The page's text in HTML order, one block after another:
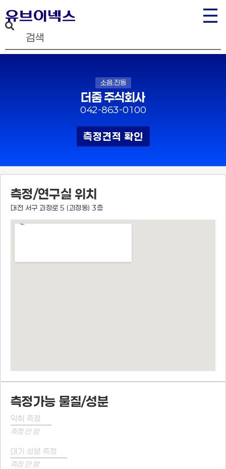
소음.진동
더줌 주식회사
042-863-0100
측정견적 확인
측정/연구실 위치
대전 서구 괴정로 5 (괴정동) 3층
측정가능 물질/성분
악취 측정
측정 안 함
대기 성분 측정
측정 안 함